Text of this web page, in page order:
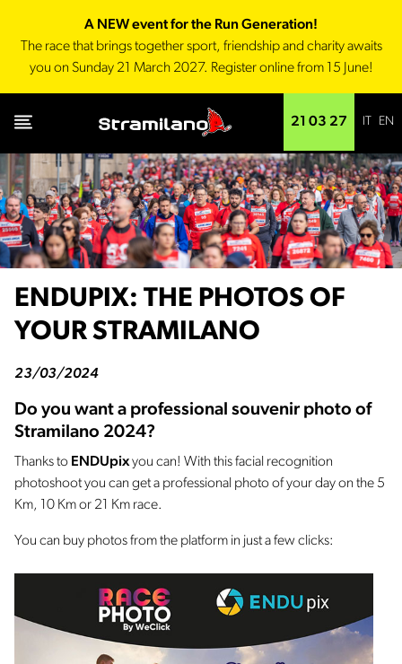
A NEW event for the Run Generation!
The race that brings together sport, friendship and charity awaits
you on Sunday 21 March 2027. Register online from 15 June!
21 03 27 EN
ENDUPIX: THE PHOTOS OF
YOUR STRAMILANO
23/03/2024
Do you want a professional souvenir photo of
Stramilano 2024?
Thanks to ENDUpixyou can! With this facial recognition
photoshoot you can get a professional photo of your day on the 5
Km, 10 Km or 21 Km race.
You can buy photos from the platform in just a few clicks: